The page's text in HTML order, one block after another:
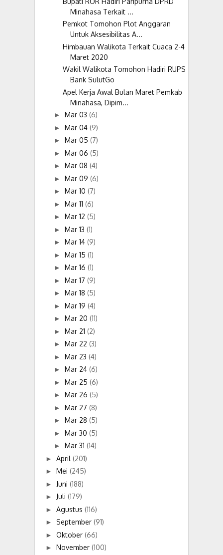
Minahasa Terkait ...
Pemkot Tomohon Plot Anggaran
Untuk Aksesibilitas A...
Himbauan Walikota Terkait Cuaca 2-4
Maret 2020
Wakil Walikota Tomohon Hadiri RUPS
Bank SulutGo
Apel Kerja Awal Bulan Maret Pemkab
Minahasa, Dipim...
► Mar 03 (6)
► Mar 04 (9)
► Mar 05 (7)
► Mar 06 (5)
► Mar 08 (4)
► Mar 09 (6)
► Mar 10 (7)
► Mar 11 (6)
► Mar 12 (5)
► Mar 13 (1)
► Mar 14 (9)
► Mar 15 (1)
► Mar 16 (1)
► Mar 17 (9)
► Mar 18 (5)
► Mar 19 (4)
► Mar 20 (11)
► Mar 21 (2)
► Mar 22 (3)
► Mar 23 (4)
► Mar 24 (6)
► Mar 25 (6)
► Mar 26 (5)
► Mar 27 (8)
► Mar 28 (5)
► Mar 30 (5)
► Mar 31 (14)
► April (201)
► Mei (245)
► Juni (188)
► Juli (179)
► Agustus (116)
► September (91)
► Oktober (66)
► November (100)